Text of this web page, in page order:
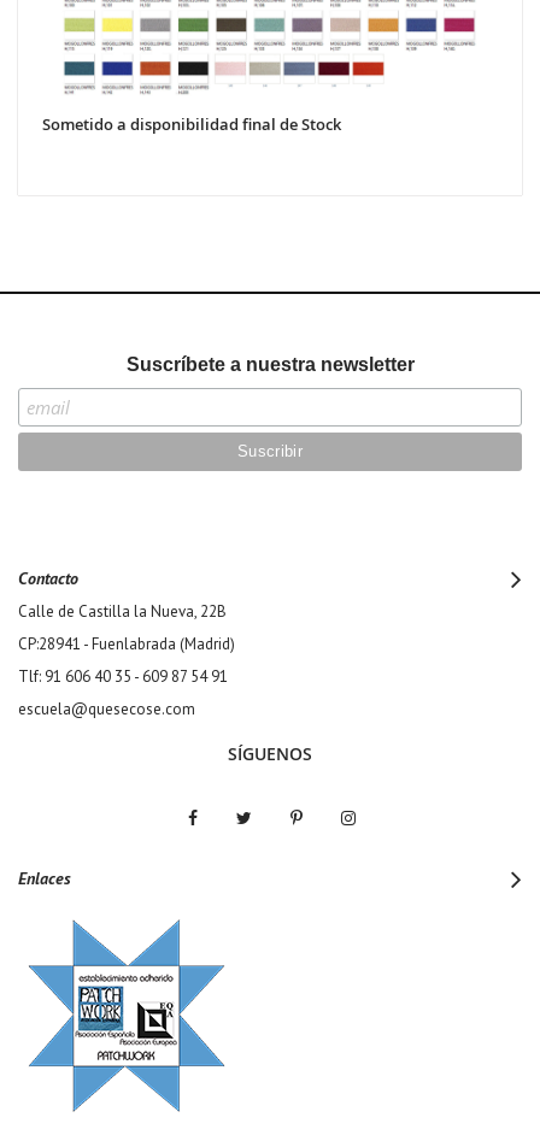
Sometido a disponibilidad final de Stock
Suscríbete a nuestra newsletter
Contacto
Calle de Castilla la Nueva, 22B
CP:28941 - Fuenlabrada (Madrid)
Tlf: 91 606 40 35 - 609 87 54 91
escuela@quesecose.com
SÍGUENOS
Enlaces